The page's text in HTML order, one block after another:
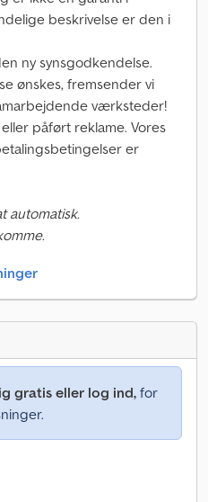
beskrivelse er den i
ny synsgodkendelse.
ønskes, fremsender vi
værksteder!
påført reklame. Vores
er
automatisk.
gratis eller log ind,for